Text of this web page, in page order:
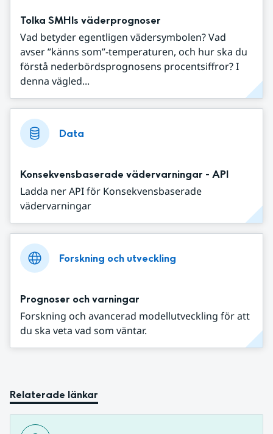
Tolka SMHIs väderprognoser
Vad betyder egentligen vädersymbolen? Vad
avser ”känns som”-temperaturen, och hur ska du
förstå nederbördsprognosens procentsiffror? I
denna vägled...
Data
Konsekvensbaserade vädervarningar - API
Ladda ner API för Konsekvensbaserade
vädervarningar
Forskning och utveckling
Prognoser och varningar
Forskning och avancerad modellutveckling för att
du ska veta vad som väntar.
Relaterade länkar